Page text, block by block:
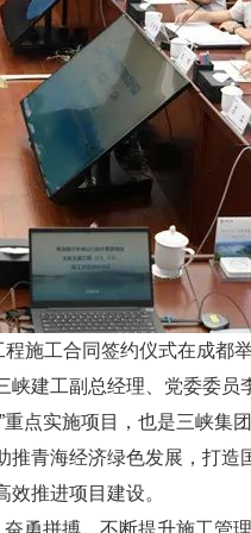
施工合同签约仪式在成都
建工副总经理、党委委员
点实施项目，也是三峡集
青海经济绿色发展，打
推进项目建设。
勇拼搏，不断提升施工管